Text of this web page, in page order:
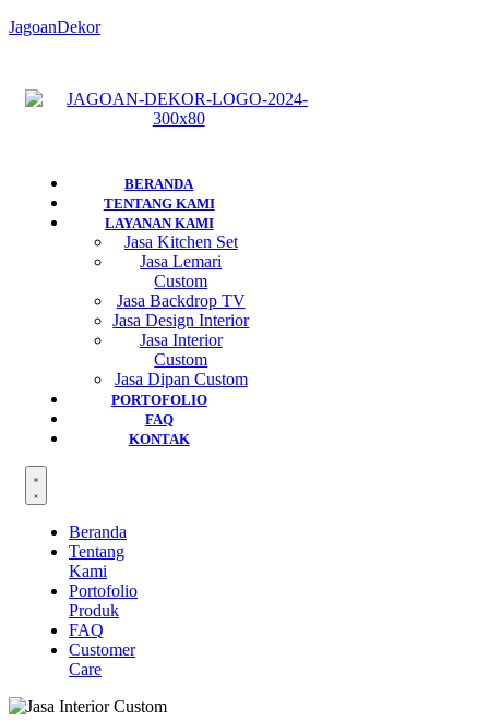
JagoanDekor
BERANDA
TENTANG KAMI
LAYANAN KAMI
Jasa Kitchen Set
Jasa Lemari
Custom
Jasa Backdrop TV
Jasa Design Interior
Jasa Interior
Custom
Jasa Dipan Custom
PORTOFOLIO
FAQ
KONTAK
Beranda
Tentang
Kami
Portofolio
Produk
FAQ
Customer
Care